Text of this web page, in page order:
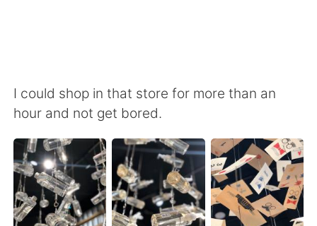
I could shop in that store for more than an
hour and not get bored.